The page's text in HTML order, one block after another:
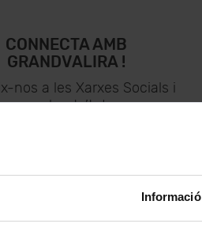
Informació
CONNECTA AMB
GRANDVALIRA !
nos a les Xarxes Socials i
assabenta’t de